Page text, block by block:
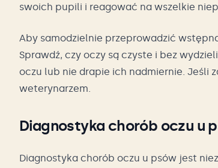
swoich pupili i reagować na wszelkie
Aby samodzielnie przeprowadzić
Sprawdź, czy oczy są czyste i bez
oczu lub nie drapie ich nadmiernie. Jeśli
weterynarzem.
Diagnostyka chorób oczu u
Diagnostyka chorób oczu u psów jest